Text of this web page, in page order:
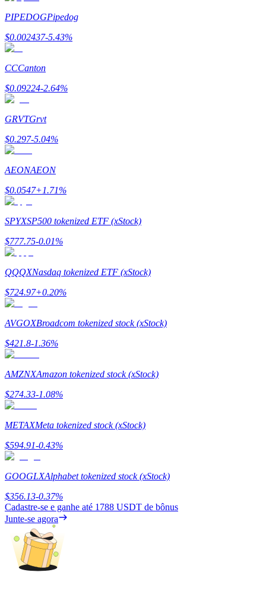
Ganhar
Porquinho poderoso
Ganhe recompensas competitivas diariamente
Estacamento
Altos retornos e acesso instantâneo
Launchpool
Staking flexível para ganhar tokens populares.
Bloqueios de BTR
PIPEDOGPipedog
$0.002437-5.43%
CCCanton
$0.09224-2.64%
GRVTGrvt
$0.297-5.04%
AEONAEON
$0.0547+1.71%
SPYXSP500 tokenized ETF (xStock)
$777.75-0.01%
QQQXNasdaq tokenized ETF (xStock)
$724.97+0.20%
AVGOXBroadcom tokenized stock (xStock)
$421.8-1.36%
AMZNXAmazon tokenized stock (xStock)
$274.33-1.08%
METAXMeta tokenized stock (xStock)
$594.91-0.43%
GOOGLXAlphabet tokenized stock (xStock)
$356.13-0.37%
Cadastre-se e ganhe até 1788 USDT de bônus
Junte-se agora